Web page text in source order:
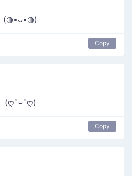
(◍•ᴗ•◍)
Copy
(ღ˘⌣˘ღ)
Copy